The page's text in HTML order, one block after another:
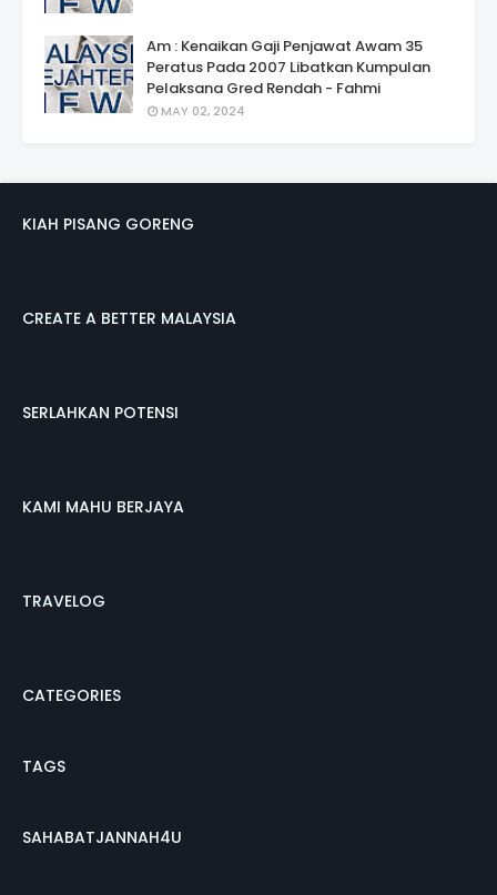
Am : Kenaikan Gaji Penjawat Awam 35
Peratus Pada 2007 Libatkan Kumpulan
Pelaksana Gred Rendah - Fahmi
MAY 02, 2024
KIAH PISANG GORENG
CREATE A BETTER MALAYSIA
SERLAHKAN POTENSI
KAMI MAHU BERJAYA
TRAVELOG
CATEGORIES
TAGS
SAHABATJANNAH4U